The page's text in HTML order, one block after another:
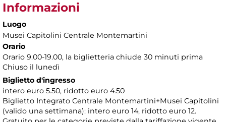
Informazioni
Luogo
Musei Capitolini Centrale Montemartini
Orario
Orario 9.00-19.00, la biglietteria chiude 30 minuti prima
Chiuso il lunedì
Biglietto d'ingresso
intero euro 5.50, ridotto euro 4.50
Biglietto Integrato Centrale Montemartini+Musei Capitolini
(valido una settimana): intero euro 14, ridotto euro 12.